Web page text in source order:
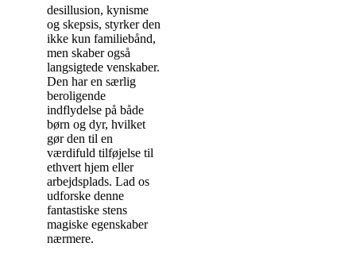
desillusion, kynisme
og skepsis, styrker den
ikke kun familiebånd,
men skaber også
langsigtede venskaber.
Den har en særlig
beroligende
indflydelse på både
børn og dyr, hvilket
gør den til en
værdifuld tilføjelse til
ethvert hjem eller
arbejdsplads. Lad os
udforske denne
fantastiske stens
magiske egenskaber
nærmere.